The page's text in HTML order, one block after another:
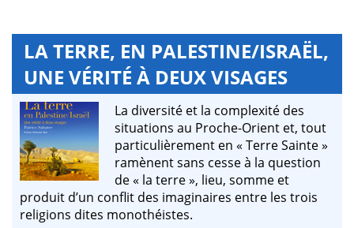
LA TERRE, EN PALESTINE/ISRAËL,
UNE VÉRITÉ À DEUX VISAGES
La diversité et la complexité des
situations au Proche-Orient et, tout
particulièrement en « Terre Sainte »
ramènent sans cesse à la question
de « la terre », lieu, somme et
produit d’un conflit des imaginaires entre les trois
religions dites monothéistes.